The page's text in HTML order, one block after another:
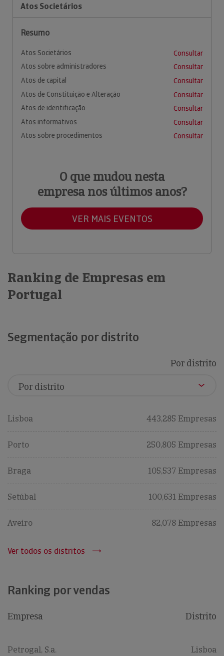
Atos Societários
Resumo
Atos Societários
Consultar
Atos sobre administradores
Consultar
Atos de capital
Consultar
Atos de Constituição e Alteração
Consultar
Atos de identificação
Consultar
Atos informativos
Consultar
Atos sobre procedimentos
Consultar
O que mudou nesta
empresa nos últimos anos?
VER MAIS EVENTOS
Ranking de Empresas em
Portugal
Segmentação por distrito
Por distrito
Lisboa 443,285 Empresas
Porto 250,805 Empresas
Braga 105,537 Empresas
Setúbal 100,631 Empresas
Aveiro 82,078 Empresas
Ver todos os distritos
Ranking por vendas
Empresa Distrito
Petrogal, S.a. Lisboa